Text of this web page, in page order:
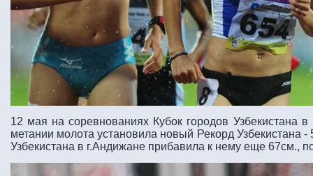
12 мая на соревнованиях Кубок городов Узбекистана
метании молота установила новый Рекорд Узбекистана
Узбекистана в г.Андижане прибавила к нему еще 67см.,